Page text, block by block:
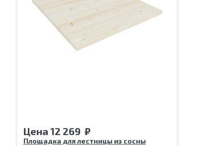
Цена 12 269 ₽
Площадка для лестницы из сосны